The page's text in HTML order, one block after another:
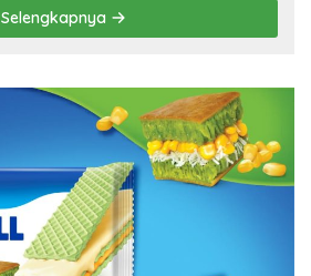
Selengkapnya